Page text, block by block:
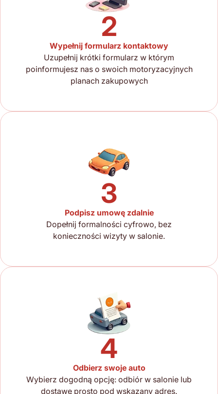
2
Wypełnij formularz kontaktowy
Uzupełnij krótki formularz w którym
poinformujesz nas o swoich motoryzacyjnych
planach zakupowych
3
Podpisz umowę zdalnie
Dopełnij formalności cyfrowo, bez
konieczności wizyty w salonie.
4
Odbierz swoje auto
Wybierz dogodną opcję: odbiór w salonie lub
dostawę prosto pod wskazany adres.